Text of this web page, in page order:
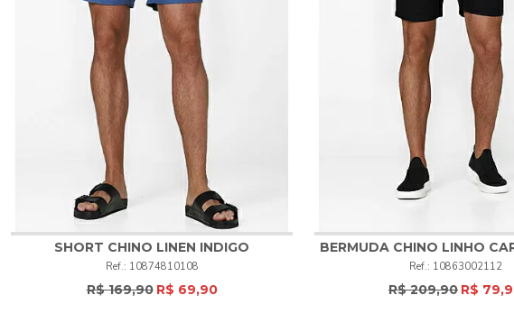
48 50 52
SHORT CHINO LINEN INDIGO
10874810108
R$ 169,90 R$ 69,90
50 52
BERMUDA CHINO LINHO
10863002112
R$ 209,90 R$